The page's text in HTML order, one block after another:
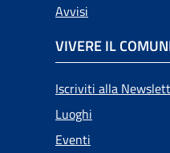
Avvisi
VIVERE IL
Iscriviti alla
Luoghi
Eventi